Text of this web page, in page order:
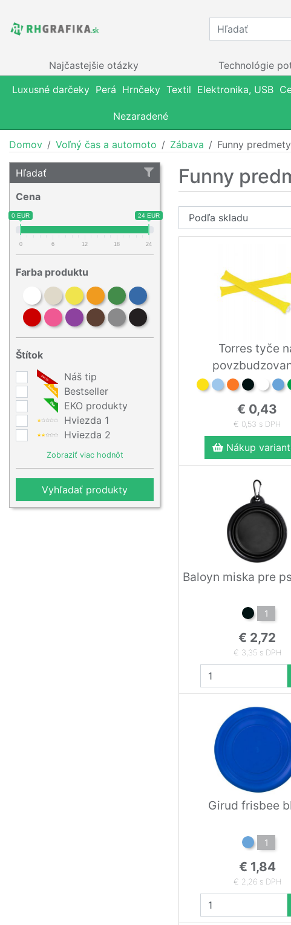
Najčastejšie otázky Technológie
Luxusné darčeky Perá Hrnčeky Textil Elektronika, USB
Nezaradené
Domov Voľný čas a automoto Zábava Funny predmety
Hľadať
Cena
0 EUR 24 EUR
0 6 12 18 24
Farba produktu
Štítok
Náš tip
Bestseller
EKO produkty
Hviezda 1
Hviezda 2
Zobraziť viac hodnôt
Vyhľadať produkty
Funny
Torres tyče
€ 0,43
€ 0,53 s DPH
Nákup
Baloyn miska pre
1
€ 2,72
€ 3,35 s DPH
Girud frisbee
1
€ 1,84
€ 2,26 s DPH